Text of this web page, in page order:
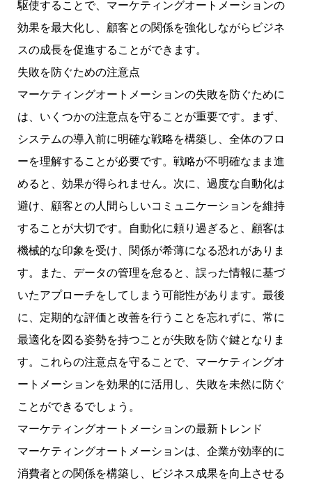
駆使することで、マーケティングオートメーションの
効果を最大化し、顧客との関係を強化しながらビジネ
スの成長を促進することができます。
失敗を防ぐための注意点
マーケティングオートメーションの失敗を防ぐために
は、いくつかの注意点を守ることが重要です。まず、
システムの導入前に明確な戦略を構築し、全体のフロ
ーを理解することが必要です。戦略が不明確なまま進
めると、効果が得られません。次に、過度な自動化は
避け、顧客との人間らしいコミュニケーションを維持
することが大切です。自動化に頼り過ぎると、顧客は
機械的な印象を受け、関係が希薄になる恐れがありま
す。また、データの管理を怠ると、誤った情報に基づ
いたアプローチをしてしまう可能性があります。最後
に、定期的な評価と改善を行うことを忘れずに、常に
最適化を図る姿勢を持つことが失敗を防ぐ鍵となりま
す。これらの注意点を守ることで、マーケティングオ
ートメーションを効果的に活用し、失敗を未然に防ぐ
ことができるでしょう。
マーケティングオートメーションの最新トレンド
マーケティングオートメーションは、企業が効率的に
消費者との関係を構築し、ビジネス成果を向上させる